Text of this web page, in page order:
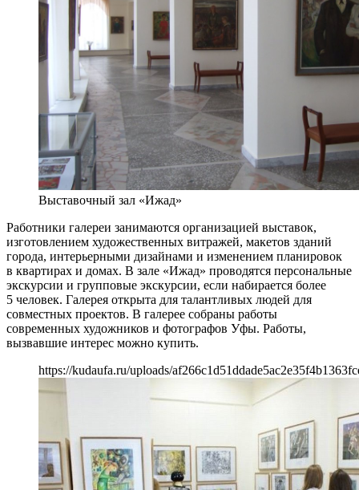
Выставочный зал «Ижад»
Работники галереи занимаются организацией выставок,
изготовлением художественных витражей, макетов зданий
города, интерьерными дизайнами и изменением планировок
в квартирах и домах. В зале «Ижад» проводятся персональные
экскурсии и групповые экскурсии, если набирается более
5 человек. Галерея открыта для талантливых людей для
совместных проектов. В галерее собраны работы
современных художников и фотографов Уфы. Работы,
вызвавшие интерес можно купить.
https://kudaufa.ru/uploads/